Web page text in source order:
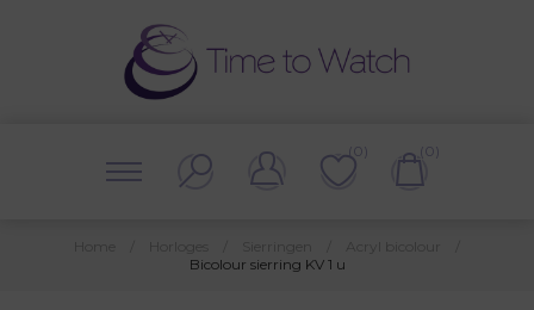
(0) (0)
Bicolour sierring KV 1 u